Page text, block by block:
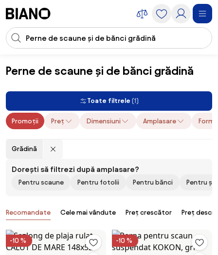
Introducerea căutării
Perne de scaune și de bănci grădină
Textile Textile bucătărie Perne de scaune și de bănci Perne de
Toate filtrele (1)
Promoții Preț Dimensiuni Amplasare Formă
Grădină
Dorești să filtrezi după amplasare?
Pentru scaune Pentru fotolii Pentru bănci Pentru
Produse
Recomandate Cele mai vândute Preț crescător Preț
-10 % -10 %